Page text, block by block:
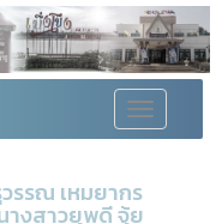
Toggle
navigation
รรณ เหมยากร
างสาวยุพดี จุ้ย